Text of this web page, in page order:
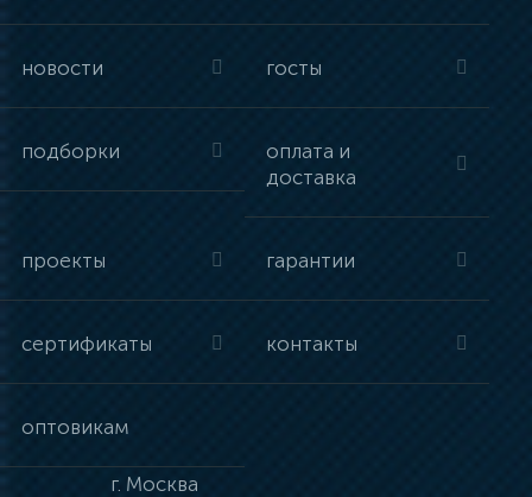
новости госты
подборки
оплата и
доставка
проекты гарантии
сертификаты контакты
оптовикам
г. Москва